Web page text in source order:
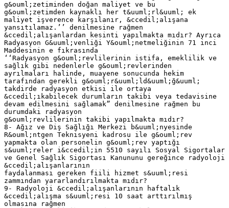
g&ouml;zetiminden doğan maliyet ve bu
g&ouml;zetimden kaynaklı her t&uuml;rl&uuml; ek
maliyet işverence karşılanır, &ccedil;alışana
yansıtılamaz.’’ denilmesine rağmen
&ccedil;alışanlardan kesinti yapılmakta mıdır? Ayrıca
Radyasyon G&uuml;venliği Y&ouml;netmeliğinin 71 inci
Maddesinin e fıkrasında
‘‘Radyasyon g&ouml;revlilerinin istifa, emeklilik ve
sağlık gibi nedenlerle g&ouml;revlerinden
ayrılmaları halinde, muayene sonucunda hekim
tarafından gerekli g&ouml;r&uuml;ld&uuml;ğ&uuml;
takdirde radyasyon etkisi ile ortaya
&ccedil;ıkabilecek durumların takibi veya tedavisine
devam edilmesini sağlamak” denilmesine rağmen bu
durumdaki radyasyon
g&ouml;revlilerinin takibi yapılmakta mıdır?
8- Ağız ve Diş Sağlığı Merkezi b&uuml;nyesinde
R&ouml;ntgen Teknisyeni kadrosu ile g&ouml;rev
yapmakta olan personelin g&ouml;rev yaptığı
s&uuml;reler i&ccedil;in 5510 sayılı Sosyal Sigortalar
ve Genel Sağlık Sigortası Kanununu gereğince radyoloji
&ccedil;alışanlarının
faydalanması gereken fiili hizmet s&uuml;resi
zammından yararlandırılmakta mıdır?
9- Radyoloji &ccedil;alışanlarının haftalık
&ccedil;alışma s&uuml;resi 10 saat arttırılmış
olmasına rağmen